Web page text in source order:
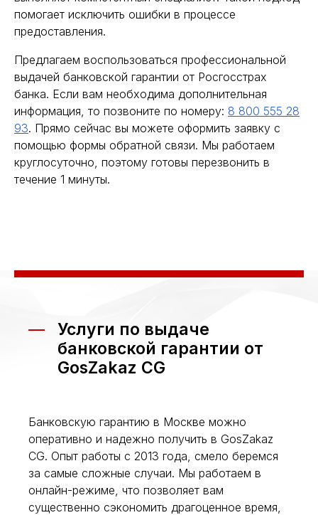
помогает исключить ошибки в процессе
предоставления.
Предлагаем воспользоваться профессиональной
выдачей банковской гарантии от Росгосстрах
банка. Если вам необходима дополнительная
информация, то позвоните по номеру: 8 800 555 28
93. Прямо сейчас вы можете оформить заявку с
помощью формы обратной связи. Мы работаем
круглосуточно, поэтому готовы перезвонить в
течение 1 минуты.
Услуги по выдаче
банковской гарантии от
GosZakaz CG
Банковскую гарантию в Москве можно
оперативно и надежно получить в GosZakaz
CG. Опыт работы с 2013 года, смело беремся
за самые сложные случаи. Мы работаем в
онлайн-режиме, что позволяет вам
существенно сэкономить драгоценное время,